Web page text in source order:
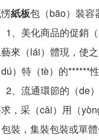
紙板包（bāo）裝容
、美化商品的促銷（
來（lái）體現，使
dú）特（tè）的******
、流通環節的（de）
，采（cǎi）用（
裝，集裝包裝或單